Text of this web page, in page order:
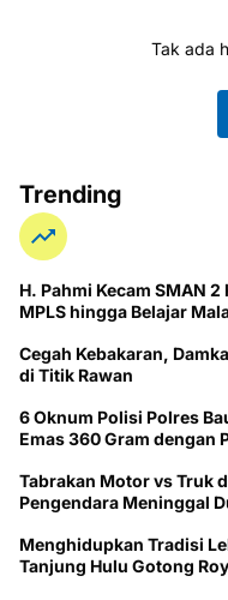
Tak ada
Trending
H. Pahmi Kecam SMAN
MPLS hingga Belajar
Cegah Kebakaran,
di Titik Rawan
6 Oknum Polisi Polres
Emas 360 Gram dengan
Tabrakan Motor vs Truk
Pengendara Meninggal
Menghidupkan Tradisi
Tanjung Hulu Gotong